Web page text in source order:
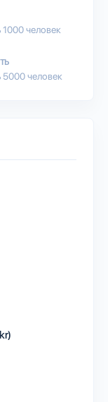
1000 человек
5000 человек